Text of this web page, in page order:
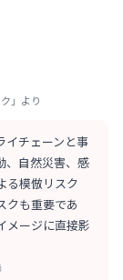
」より
イチェーンと事
、自然災害、感
る模倣リスク
クも重要であ
メージに直接影